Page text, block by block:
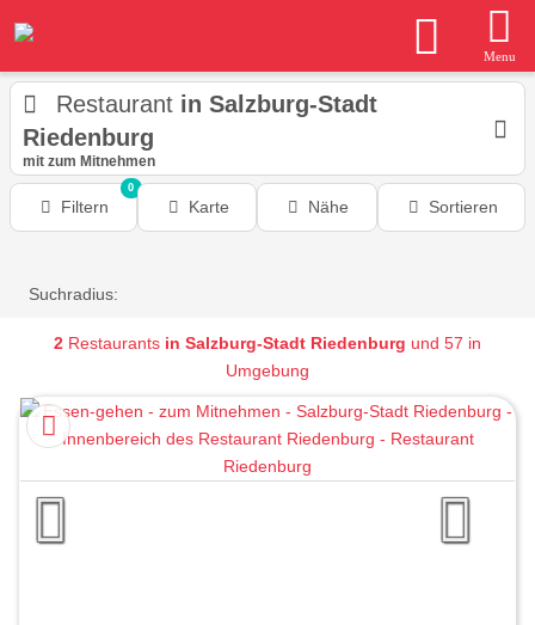
Menu
Restaurant in Salzburg-Stadt
Riedenburg
mit zum Mitnehmen
Filtern
0
Karte Nähe Sortieren
Suchradius:
2 Restaurants in Salzburg-Stadt Riedenburg und 57 in
Umgebung